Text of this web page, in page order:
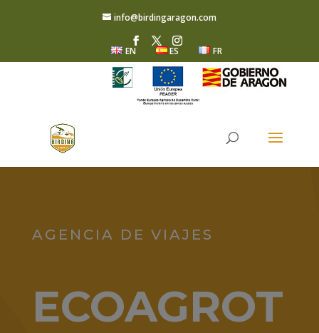
info@birdingaragon.com
EN ES FR
AGENCIA DE VIAJES
ECOAGROT